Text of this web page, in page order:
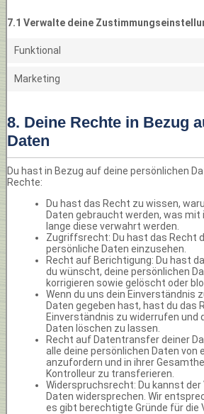
7.1 Verwalte deine
Funktional
Marketing
8. Deine Rechte in Bezug
Daten
Du hast in Bezug auf deine persönlichen
Rechte:
Du hast das Recht zu wissen,
Daten gebraucht werden, was mit
lange diese verwahrt werden.
Zugriffsrecht: Du hast das Recht
persönliche Daten einzusehen.
Recht auf Berichtigung: Du hast
du wünscht, deine persönlichen
korrigieren sowie gelöscht oder
Wenn du uns dein Einverständnis
Daten gegeben hast, hast du das
Einverständnis zu widerrufen und
Daten löschen zu lassen.
Recht auf Datentransfer deiner
alle deine persönlichen Daten von
anzufordern und in ihrer
Kontrolleur zu transferieren.
Widerspruchsrecht: Du kannst
Daten widersprechen. Wir
es gibt berechtigte Gründe für die